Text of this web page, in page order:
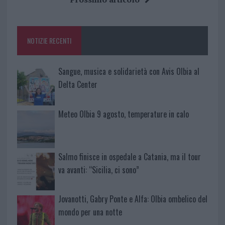
o
k
p
NOTIZIE RECENTI
Sangue, musica e solidarietà con Avis Olbia al
Delta Center
Meteo Olbia 9 agosto, temperature in calo
Salmo finisce in ospedale a Catania, ma il tour
va avanti: “Sicilia, ci sono”
Jovanotti, Gabry Ponte e Alfa: Olbia ombelico del
mondo per una notte